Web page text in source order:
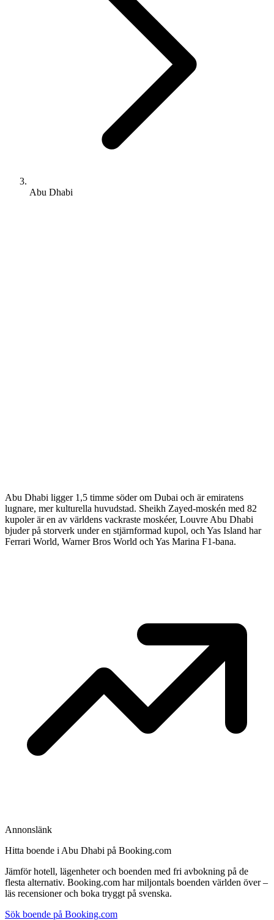
Abu Dhabi
Abu Dhabi ligger 1,5 timme söder om Dubai och är emiratens
lugnare, mer kulturella huvudstad. Sheikh Zayed-moskén med 82
kupoler är en av världens vackraste moskéer, Louvre Abu Dhabi
bjuder på storverk under en stjärnformad kupol, och Yas Island har
Ferrari World, Warner Bros World och Yas Marina F1-bana.
Annonslänk
Hitta boende i Abu Dhabi på Booking.com
Jämför hotell, lägenheter och boenden med fri avbokning på de
flesta alternativ. Booking.com har miljontals boenden världen över –
läs recensioner och boka tryggt på svenska.
Sök boende på Booking.com